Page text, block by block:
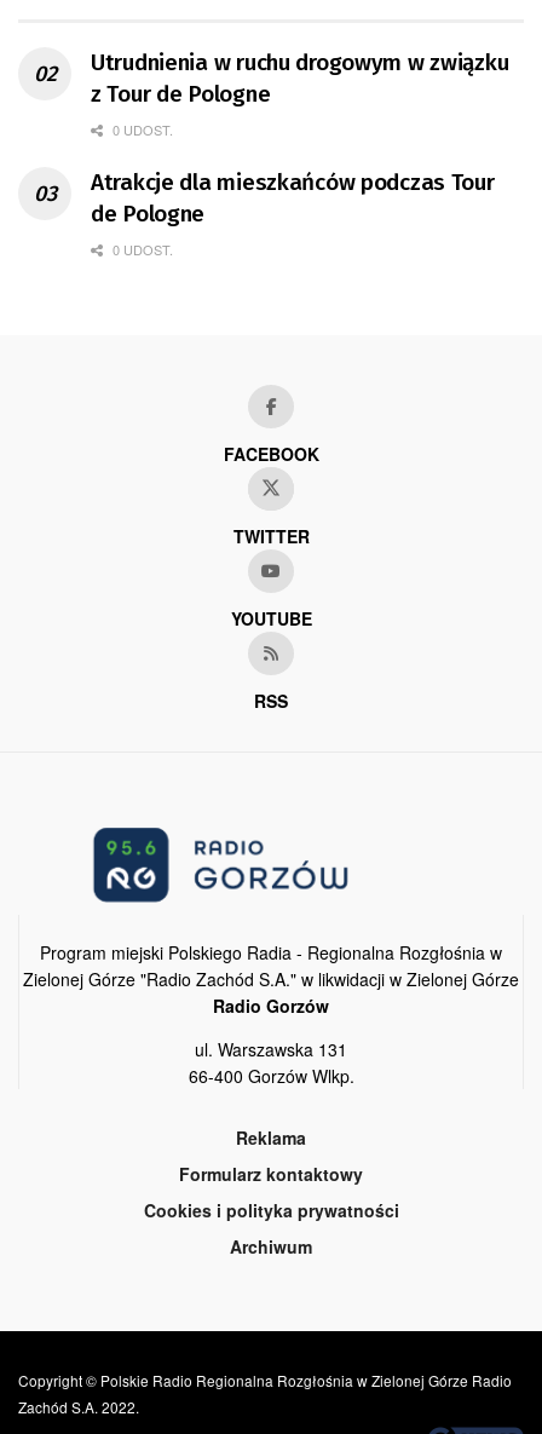
Utrudnienia w ruchu drogowym w związku
z Tour de Pologne
0 UDOST.
Atrakcje dla mieszkańców podczas Tour
de Pologne
0 UDOST.
FACEBOOK
TWITTER
YOUTUBE
RSS
Program miejski Polskiego Radia - Regionalna Rozgłośnia w
Zielonej Górze "Radio Zachód S.A." w likwidacji w Zielonej Górze
Radio Gorzów
ul. Warszawska 131
66-400 Gorzów Wlkp.
Reklama
Formularz kontaktowy
Cookies i polityka prywatności
Archiwum
Copyright © Polskie Radio Regionalna Rozgłośnia w Zielonej Górze Radio
Zachód S.A. 2022.